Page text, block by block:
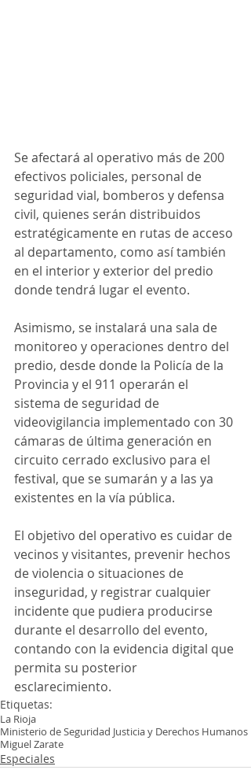
Se afectará al operativo más de 200
efectivos policiales, personal de
seguridad vial, bomberos y defensa
civil, quienes serán distribuidos
estratégicamente en rutas de acceso
al departamento, como así también
en el interior y exterior del predio
donde tendrá lugar el evento.
Asimismo, se instalará una sala de
monitoreo y operaciones dentro del
predio, desde donde la Policía de la
Provincia y el 911 operarán el
sistema de seguridad de
videovigilancia implementado con 30
cámaras de última generación en
circuito cerrado exclusivo para el
festival, que se sumarán y a las ya
existentes en la vía pública.
El objetivo del operativo es cuidar de
vecinos y visitantes, prevenir hechos
de violencia o situaciones de
inseguridad, y registrar cualquier
incidente que pudiera producirse
durante el desarrollo del evento,
contando con la evidencia digital que
permita su posterior
esclarecimiento.
Etiquetas:
La Rioja
Ministerio de Seguridad Justicia y Derechos Humanos
Miguel Zarate
Especiales